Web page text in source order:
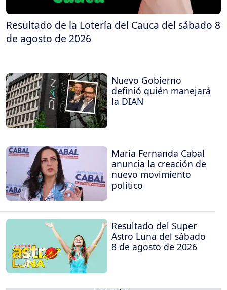
Resultado de la Lotería del Cauca del sábado 8
de agosto de 2026
Nuevo Gobierno
definió quién manejará
la DIAN
María Fernanda Cabal
anuncia la creación de
nuevo movimiento
político
Resultado del Super
Astro Luna del sábado
8 de agosto de 2026